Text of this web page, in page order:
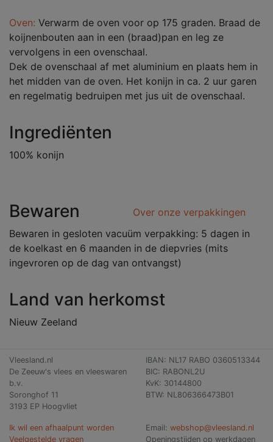
Oven: Verwarm de oven voor op 175 graden. Braad de
koijnenbouten aan in een (braad)pan en leg ze
vervolgens in een ovenschaal.
Dek de ovenschaal af met aluminium en plaats hem in
het midden van de oven. Het konijn in ca. 2 uur garen
en regelmatig bedruipen met jus uit de ovenschaal.
Ingrediënten
100% konijn
Bewaren
Over onze verpakkingen
Bewaren in gesloten vacuüm verpakking: 5 dagen in
de koelkast en 6 maanden in de diepvries (mits
ingevroren op de dag van ontvangst)
Land van herkomst
Nieuw Zeeland
Vleesland.nl
De Zeeuw's vlees en vleeswaren
b.v.
Soronghof 11
3193 EP Hoogvliet
IBAN: NL17 RABO 0360513344
BIC: RABONL2U
KvK: 30144800
BTW: NL806366473B01
Ik wil een afhaalpunt worden
Veelgestelde vragen
Email: webshop@vleesland.nl
Openingstijden op werkdagen